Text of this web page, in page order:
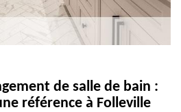
de salle de bain :
référence à Folleville